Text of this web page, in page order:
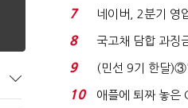
빈 매대 채우며 문
7
네이버, 2분기 영
비 0.2% 감소...
8
국고채 담합 과징
금 폭탄' 우려...
9
(민선 9기 한달
격…추미애, 20년
10
애플에 퇴짜 놓